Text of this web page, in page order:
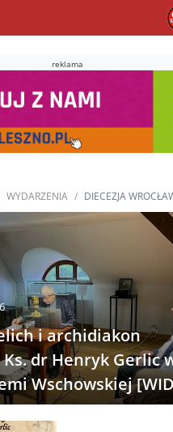
reklama
WYDARZENIA DIECEZJA
i archidiakon
dr Henryk Gerlic
Wschowskiej